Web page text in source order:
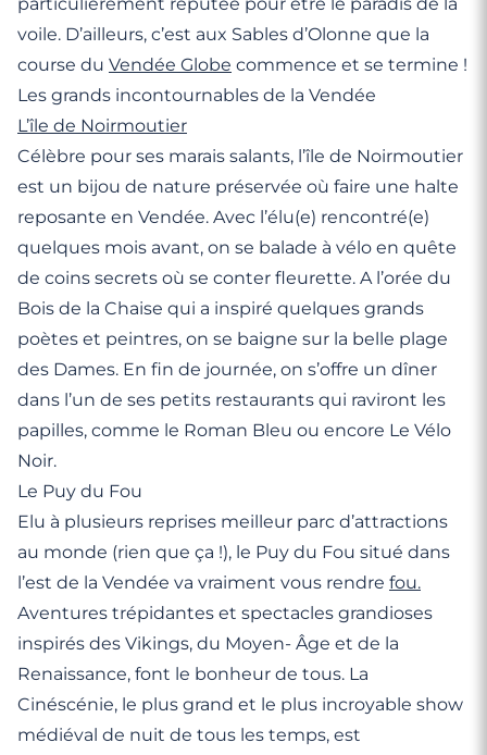
voile. D’ailleurs, c’est aux Sables d’Olonne que la
course du Vendée Globe commence et se termine !
Les grands incontournables de la Vendée
L’île de Noirmoutier
Célèbre pour ses marais salants, l’île de Noirmoutier
est un bijou de nature préservée où faire une halte
reposante en Vendée. Avec l’élu(e) rencontré(e)
quelques mois avant, on se balade à vélo en quête
de coins secrets où se conter fleurette. A l’orée du
Bois de la Chaise qui a inspiré quelques grands
poètes et peintres, on se baigne sur la belle plage
des Dames. En fin de journée, on s’offre un dîner
dans l’un de ses petits restaurants qui raviront les
papilles, comme le Roman Bleu ou encore Le Vélo
Noir.
Le Puy du Fou
Elu à plusieurs reprises meilleur parc d’attractions
au monde (rien que ça !), le Puy du Fou situé dans
l’est de la Vendée va vraiment vous rendre fou.
Aventures trépidantes et spectacles grandioses
inspirés des Vikings, du Moyen- Âge et de la
Renaissance, font le bonheur de tous. La
Cinéscénie, le plus grand et le plus incroyable show
médiéval de nuit de tous les temps, est